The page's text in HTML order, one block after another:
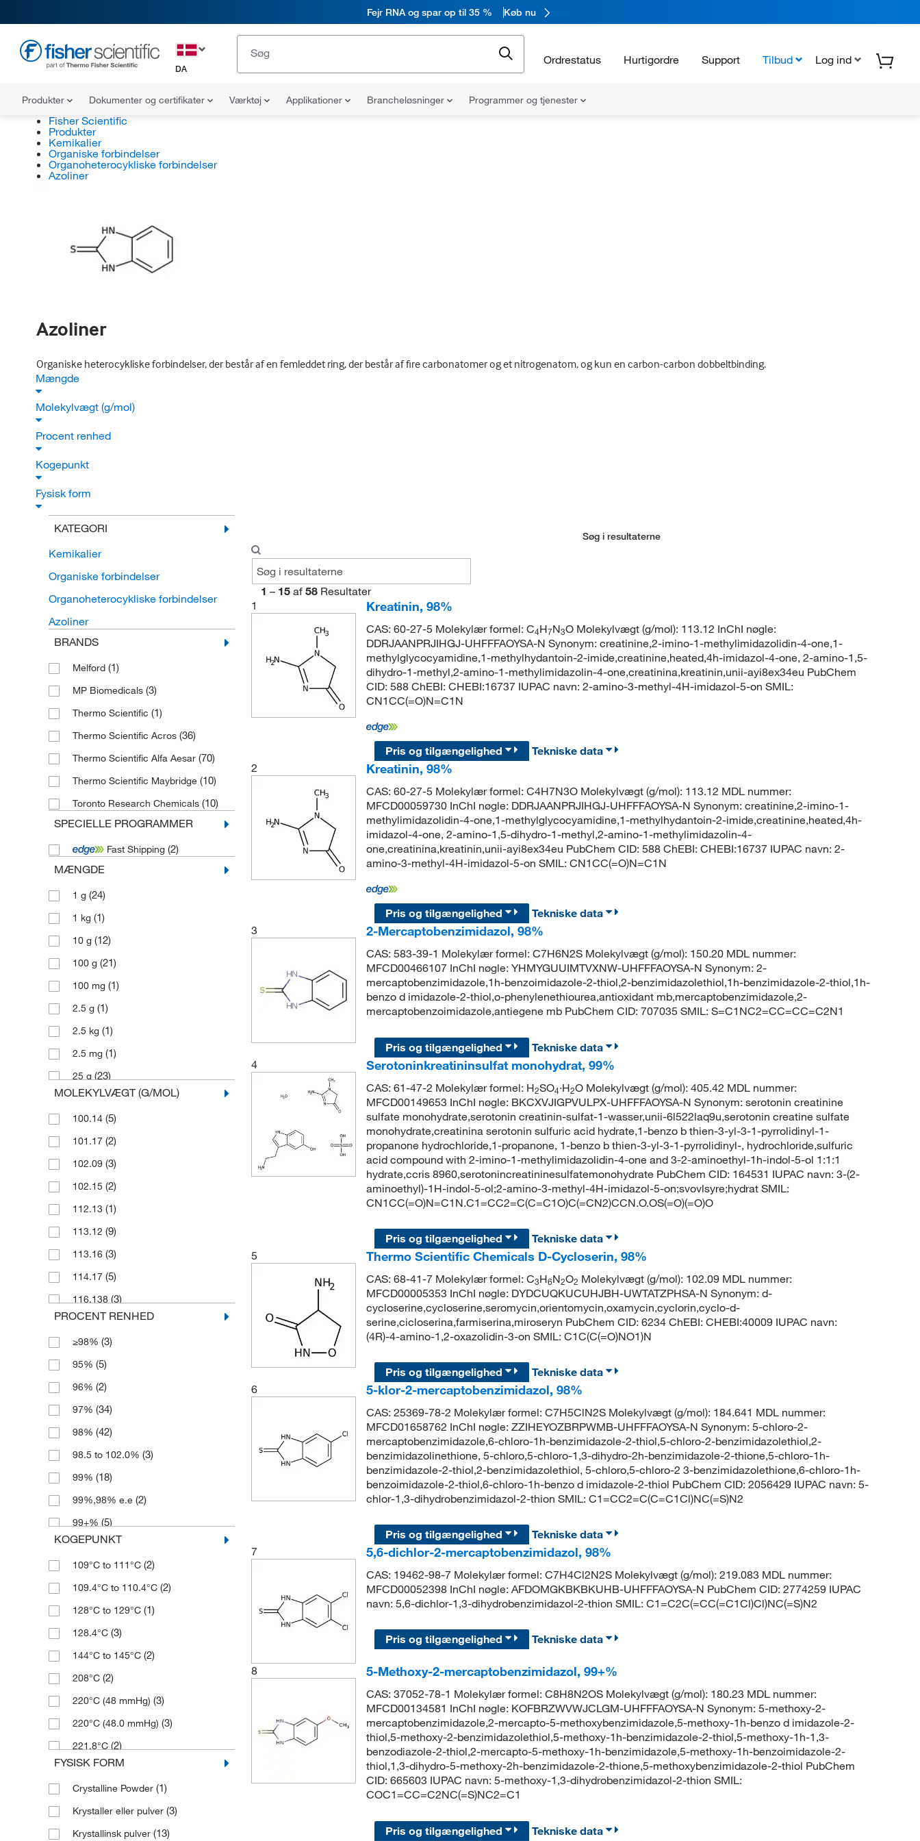
Fejr RNA og spar op til 35 % Køb nu
DA
Ordrestatus Hurtigordre Support Tilbud Log ind
Produkter Dokumenter og certifikater Værktøj Applikationer Brancheløsninger Programmer og tjenester
Fisher Scientific
Produkter
Kemikalier
Organiske forbindelser
Organoheterocykliske forbindelser
Azoliner
Azoliner
Organiske heterocykliske forbindelser, der består af en femleddet ring, der består af fire carbonatomer og et nitrogenatom, og kun en carbon-carbon dobbeltbinding.
Mængde
Molekylvægt (g/mol)
Procent renhed
Kogepunkt
Fysisk form
KATEGORI
Kemikalier
Organiske forbindelser
Organoheterocykliske forbindelser
Azoliner
BRANDS
Melford (1)
MP Biomedicals (3)
Thermo Scientific (1)
Thermo Scientific Acros (36)
Thermo Scientific Alfa Aesar (70)
Thermo Scientific Maybridge (10)
Toronto Research Chemicals (10)
SPECIELLE PROGRAMMER
Fast Shipping (2)
MÆNGDE
1 g (24)
1 kg (1)
10 g (12)
100 g (21)
100 mg (1)
2.5 g (1)
2.5 kg (1)
2.5 mg (1)
25 g (23)
25 mg(2)
250 g(4)
250 mg(2)
2500 g (1)
5 g(25)
5 mg(1)
50 g(4)
50 mg(1)
500 g(5)
500 mg(1)
MOLEKYLVÆGT (G/MOL)
100.14 (5)
101.17 (2)
102.09 (3)
102.15 (2)
112.13 (1)
113.12 (9)
113.16 (3)
114.17 (5)
116.138 (3)
143.248(2)
150.20(8)
151.59(2)
161.16(3)
164.23(3)
165.21(5)
171.30 (4)
174.2(4)
176.219(2)
177.23(2)
(1)
180.23(5)
184.641 (2)
189.258(2)
194.252 (2)
195.20(3)
202.631(2)
208.24(2)
216.206(2)
219.083(4)
259.947 (3)
259.95 (1)
PROCENT RENHED
≥98% (3)
95% (5)
96% (2)
97% (34)
98% (42)
98.5 to 102.0% (3)
99% (18)
99%,98% e.e (2)
99+% (5)
KOGEPUNKT
109°C to 111°C (2)
109.4°C to 110.4°C (2)
128°C to 129°C (1)
128.4°C (3)
144°C to 145°C (2)
208°C (2)
220°C (48 mmHg) (3)
220°C (48.0 mmHg) (3)
221.8°C (2)
280°C (decomposition)
280.0°C(3)
45°C to 47°C (12 mmHg)
451°C(4)
FYSISK FORM
Crystalline Powder (1)
Krystaller eller pulver (3)
Krystallinsk pulver (13)
Søg i resultaterne
1 – 15 af 58 Resultater
1
Kreatinin, 98%
CAS: 60-27-5 Molekylær formel: C4H7N3O Molekylvægt (g/mol): 113.12 InChI nøgle:
DDRJAANPRJIHGJ-UHFFFAOYSA-N Synonym: creatinine,2-imino-1-methylimidazolidin-4-one,1-
methylglycocyamidine,1-methylhydantoin-2-imide,creatinine,heated,4h-imidazol-4-one, 2-amino-1,5-
dihydro-1-methyl,2-amino-1-methylimidazolin-4-one,creatinina,kreatinin,unii-ayi8ex34eu PubChem
CID: 588 ChEBI: CHEBI:16737 IUPAC navn: 2-amino-3-methyl-4H-imidazol-5-on SMIL:
CN1CC(=O)N=C1N
Pris og tilgængelighed
Tekniske data
2
Kreatinin, 98%
CAS: 60-27-5 Molekylær formel: C4H7N3O Molekylvægt (g/mol): 113.12 MDL nummer:
MFCD00059730 InChI nøgle: DDRJAANPRJIHGJ-UHFFFAOYSA-N Synonym: creatinine,2-imino-1-
methylimidazolidin-4-one,1-methylglycocyamidine,1-methylhydantoin-2-imide,creatinine,heated,4h-
imidazol-4-one, 2-amino-1,5-dihydro-1-methyl,2-amino-1-methylimidazolin-4-
one,creatinina,kreatinin,unii-ayi8ex34eu PubChem CID: 588 ChEBI: CHEBI:16737 IUPAC navn: 2-
amino-3-methyl-4H-imidazol-5-on SMIL: CN1CC(=O)N=C1N
Pris og tilgængelighed
Tekniske data
3
2-Mercaptobenzimidazol, 98%
CAS: 583-39-1 Molekylær formel: C7H6N2S Molekylvægt (g/mol): 150.20 MDL nummer:
MFCD00466107 InChI nøgle: YHMYGUUIMTVXNW-UHFFFAOYSA-N Synonym: 2-
mercaptobenzimidazole,1h-benzoimidazole-2-thiol,2-benzimidazolethiol,1h-benzimidazole-2-thiol,1h-
benzo d imidazole-2-thiol,o-phenylenethiourea,antioxidant mb,mercaptobenzimidazole,2-
mercaptobenzoimidazole,antiegene mb PubChem CID: 707035 SMIL: S=C1NC2=CC=CC=C2N1
Pris og tilgængelighed
Tekniske data
4
Serotoninkreatininsulfat monohydrat, 99%
CAS: 61-47-2 Molekylær formel: H2SO4·H2O Molekylvægt (g/mol): 405.42 MDL nummer:
MFCD00149653 InChI nøgle: BKCXVJIGPVULPX-UHFFFAOYSA-N Synonym: serotonin creatinine
sulfate monohydrate,serotonin creatinin-sulfat-1-wasser,unii-6l522laq9u,serotonin creatine sulfate
monohydrate,creatinina serotonin sulfuric acid hydrate,1-benzo b thien-3-yl-3-1-pyrrolidinyl-1-
propanone hydrochloride,1-propanone, 1-benzo b thien-3-yl-3-1-pyrrolidinyl-, hydrochloride,sulfuric
acid compound with 2-imino-1-methylimidazolidin-4-one and 3-2-aminoethyl-1h-indol-5-ol 1:1:1
hydrate,ccris 8960,serotonincreatininesulfatemonohydrate PubChem CID: 164531 IUPAC navn: 3-(2-
aminoethyl)-1H-indol-5-ol;2-amino-3-methyl-4H-imidazol-5-on;svovlsyre;hydrat SMIL:
CN1CC(=O)N=C1N.C1=CC2=C(C=C1O)C(=CN2)CCN.O.OS(=O)(=O)O
Pris og tilgængelighed
Tekniske data
5
Thermo Scientific Chemicals D-Cycloserin, 98%
CAS: 68-41-7 Molekylær formel: C3H6N2O2 Molekylvægt (g/mol): 102.09 MDL nummer:
MFCD00005353 InChI nøgle: DYDCUQKUCUHJBH-UWTATZPHSA-N Synonym: d-
cycloserine,cycloserine,seromycin,orientomycin,oxamycin,cyclorin,cyclo-d-
serine,cicloserina,farmiserina,miroseryn PubChem CID: 6234 ChEBI: CHEBI:40009 IUPAC navn:
(4R)-4-amino-1,2-oxazolidin-3-on SMIL: C1C(C(=O)NO1)N
Pris og tilgængelighed
Tekniske data
6
5-klor-2-mercaptobenzimidazol, 98%
CAS: 25369-78-2 Molekylær formel: C7H5ClN2S Molekylvægt (g/mol): 184.641 MDL nummer:
MFCD01658762 InChI nøgle: ZZIHEYOZBRPWMB-UHFFFAOYSA-N Synonym: 5-chloro-2-
mercaptobenzimidazole,6-chloro-1h-benzimidazole-2-thiol,5-chloro-2-benzimidazolethiol,2-
benzimidazolinethione, 5-chloro,5-chloro-1,3-dihydro-2h-benzimidazole-2-thione,5-chloro-1h-
benzimidazole-2-thiol,2-benzimidazolethiol, 5-chloro,5-chloro-2 3-benzimidazolethione,6-chloro-1h-
benzoimidazole-2-thiol,6-chloro-1h-benzo d imidazole-2-thiol PubChem CID: 2056429 IUPAC navn: 5-
chlor-1,3-dihydrobenzimidazol-2-thion SMIL: C1=CC2=C(C=C1Cl)NC(=S)N2
Pris og tilgængelighed
Tekniske data
7
5,6-dichlor-2-mercaptobenzimidazol, 98%
CAS: 19462-98-7 Molekylær formel: C7H4Cl2N2S Molekylvægt (g/mol): 219.083 MDL nummer:
MFCD00052398 InChI nøgle: AFDOMGKBKBKUHB-UHFFFAOYSA-N PubChem CID: 2774259 IUPAC
navn: 5,6-dichlor-1,3-dihydrobenzimidazol-2-thion SMIL: C1=C2C(=CC(=C1Cl)Cl)NC(=S)N2
Pris og tilgængelighed Tekniske data
8 5-Methoxy-2-mercaptobenzimidazol, 99+%
CAS: 37052-78-1 Molekylær formel: C8H8N2OS Molekylvægt (g/mol): 180.23 MDL nummer:
MFCD00134581 InChI nøgle: KOFBRZWVWJCLGM-UHFFFAOYSA-N Synonym: 5-methoxy-2-
mercaptobenzimidazole,2-mercapto-5-methoxybenzimidazole,5-methoxy-1h-benzo d imidazole-2-
thiol,5-methoxy-2-benzimidazolethiol,5-methoxy-1h-benzimidazole-2-thiol,5-methoxy-1h-1,3-
benzodiazole-2-thiol,2-mercapto-5-methoxy-1h-benzimidazole,5-methoxy-1h-benzoimidazole-2-
thiol,1,3-dihydro-5-methoxy-2h-benzimidazole-2-thione,5-methoxybenzimidazole-2-thiol PubChem
CID: 665603 IUPAC navn: 5-methoxy-1,3-dihydrobenzimidazol-2-thion SMIL:
COC1=CC=C2NC(=S)NC2=C1
Pris og tilgængelighed
Tekniske data